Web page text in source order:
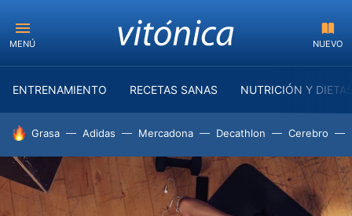
MENÚ NUEVO
ENTRENAMIENTO RECETAS SANAS NUTRICIÓN Y
HOY SE HABLA DE
Grasa Adidas Mercadona Decathlon Cerebro